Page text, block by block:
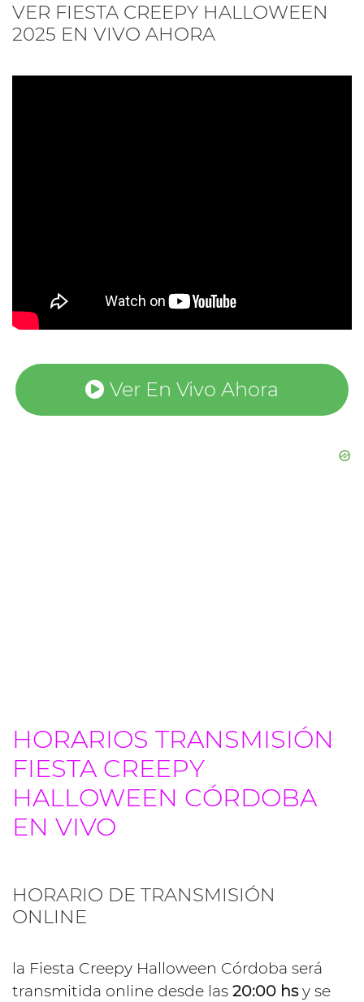
VER FIESTA CREEPY HALLOWEEN
2025 EN VIVO AHORA
Ver En Vivo Ahora
HORARIOS TRANSMISIÓN
FIESTA CREEPY
HALLOWEEN CÓRDOBA
EN VIVO
HORARIO DE TRANSMISIÓN
ONLINE
la Fiesta Creepy Halloween Córdoba será
transmitida online desde las 20:00 hsy se